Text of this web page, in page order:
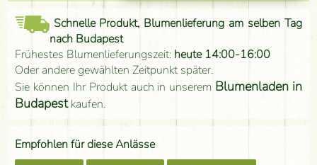
Schnelle Produkt, Blumenlieferung am selben Tag
nach Budapest
Frühestes Blumenlieferungszeit: heute 14:00-16:00
Oder andere gewählten Zeitpunkt später.
Sie können Ihr Produkt auch in unserem Blumenladen in
Budapestkaufen.
Empfohlen für diese Anlässe